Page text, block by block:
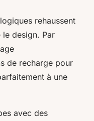
rehaussent
design. Par
de recharge pour
à une
avec des